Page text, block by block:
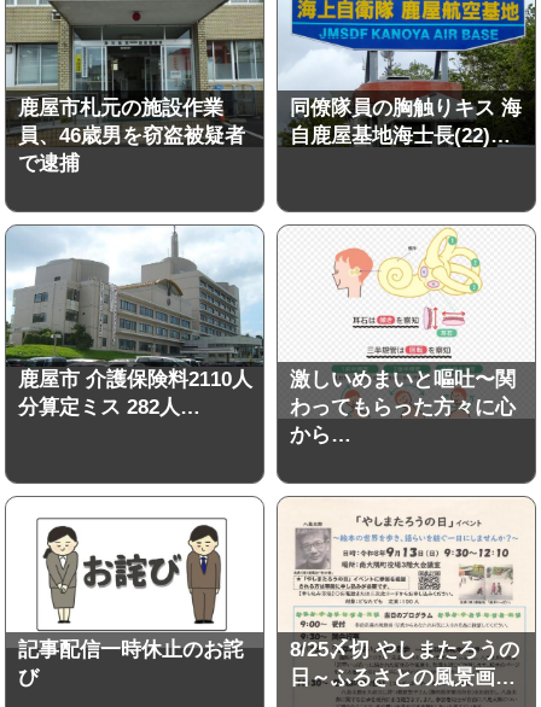
鹿屋市札元の施設作業
員、46歳男を窃盗被疑者
で逮捕
同僚隊員の胸触りキス 海
自鹿屋基地海士長(22)…
鹿屋市 介護保険料2110人
分算定ミス 282人…
激しいめまいと嘔吐〜関
わってもらった方々に心
から…
記事配信一時休止のお詫
び
8/25〆切 やしまたろうの
日～ふるさとの風景画…